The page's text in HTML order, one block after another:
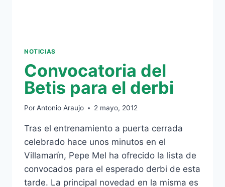
NOTICIAS
Convocatoria del
Betis para el derbi
PorAntonio Araujo 2 mayo, 2012
Tras el entrenamiento a puerta cerrada
celebrado hace unos minutos en el
Villamarín, Pepe Mel ha ofrecido la lista de
convocados para el esperado derbi de esta
tarde. La principal novedad en la misma es